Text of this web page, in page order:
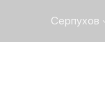
Серпухов